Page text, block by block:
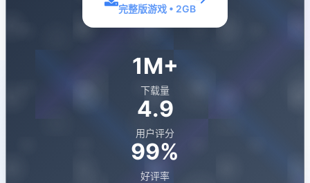
完整版游戏 • 2GB
1M+
下载量
4.9
用户评分
99%
好评率